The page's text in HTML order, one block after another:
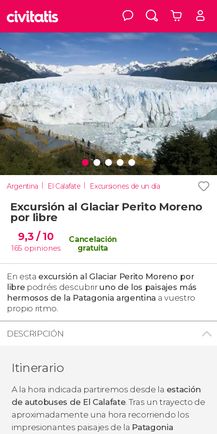
Argentina El Calafate Excursiones de un día
Excursión al Glaciar Perito Moreno
por libre
9,3/ 10
165 opiniones
Cancelación
gratuita
En esta excursión al Glaciar Perito Moreno por
libre podréis descubrir uno de los paisajes más
hermosos de la Patagonia argentina a vuestro
propio ritmo.
DESCRIPCIÓN
Itinerario
A la hora indicada partiremos desde la estación
de autobuses de El Calafate. Tras un trayecto de
aproximadamente una hora recorriendo los
impresionantes paisajes de la Patagonia